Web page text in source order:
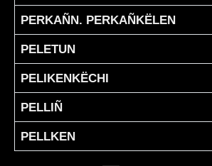
PERKAÑN. PERKAÑKËLEN
PELETUN
PELIKENKËCHI
PELLIÑ
PELLKEN